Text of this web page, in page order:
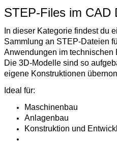
STEP-Files im CAD
In dieser Kategorie findest du
Sammlung an STEP-Dateien
Anwendungen im technischen
Die 3D-Modelle sind so
eigene Konstruktionen
Ideal für:
Maschinenbau
Anlagenbau
Konstruktion und